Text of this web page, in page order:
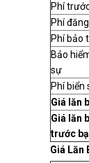
Phí
Phí
Phí bảo
Bảo
sự
Phí biển
Giá lăn
Giá lăn
trước
Giá Lăn